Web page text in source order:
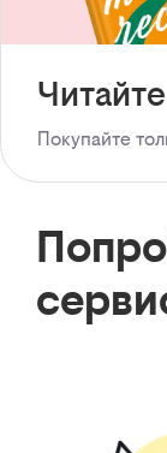
Покупайте